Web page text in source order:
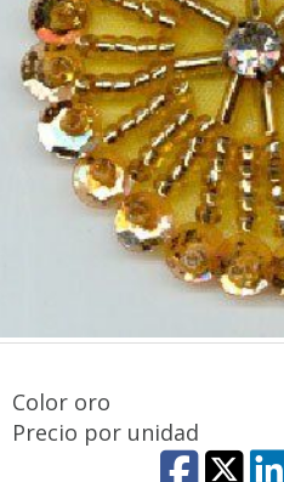
Color oro
Precio por unidad